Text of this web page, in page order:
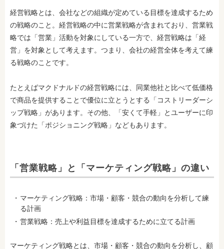
経営戦略とは、会社などの組織が定めている目標を達成するため
の戦略のこと。経営戦略の中に営業戦略が含まれており、営業戦
略では「営業」活動を対象にしている一方で、経営戦略は「経
営」を対象として考えます。つまり、会社の経営全体を考えて練
る戦略のことです。
たとえばマクドナルドの経営戦略には、同業他社と比べて低価格
で商品を提供することで優位に立とうとする「コストリーダーシ
ップ戦略」があります。その他、「安くて手軽」とユーザーに印
象づけた「ポジショニング戦略」などもあります。
「営業戦略」と「マーケティング戦略」の違い
マーケティング戦略：市場・顧客・競合の動向を分析して練
る計画
営業戦略：売上や利益目標を達成するために立てる計画
マーケティング戦略とは、市場・顧客・競合の動向を分析し、顧